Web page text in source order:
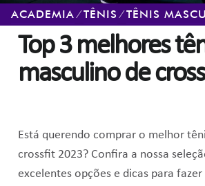
ACADEMIA⁄TÊNIS ⁄TÊNIS
Top 3 melhores
masculino de
Está querendo comprar o melhor
crossfit 2023? Confira a nossa
excelentes opções e dicas para